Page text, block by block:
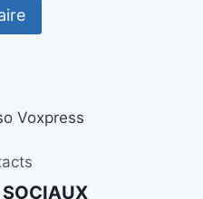
Voxpress
SOCIAUX